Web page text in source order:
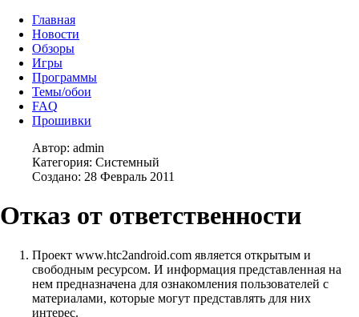
Главная
Новости
Обзоры
Игры
Программы
Темы/обои
FAQ
Прошивки
Автор: admin
Категория: Системный
Создано: 28 Февраль 2011
Отказ от ответственности
Проект www.htc2android.com является открытым и
свободным ресурсом. И информация представленная на
нем предназначена для ознакомления пользователей с
материалами, которые могут представлять для них
интерес.